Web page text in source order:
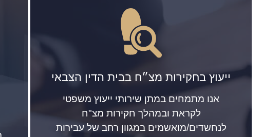
ייעוץ בחקירות מצ״ח בבית הדין הצבאי
אנו מתמחים במתן שירותי ייעוץ משפטי
לקראת ובמהלך חקירות מצ"ח
לנחשדים/מואשמים במגוון רחב של עבירות